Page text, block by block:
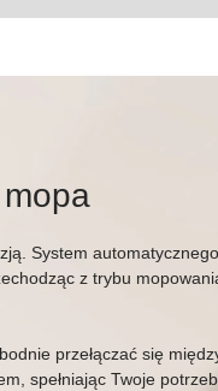
System
z trybu
przełączać się
spełniając Twoje